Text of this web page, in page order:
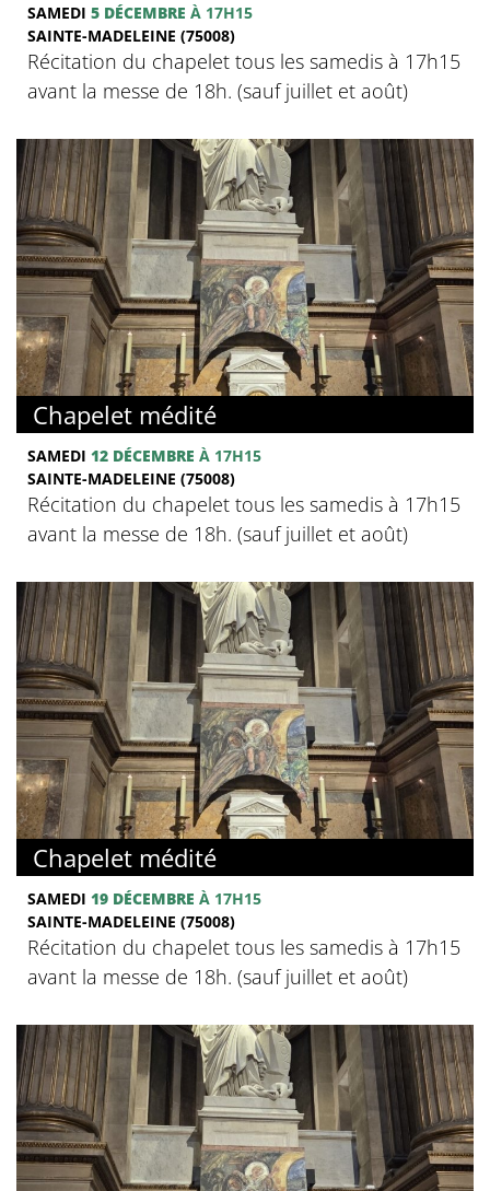
SAMEDI 5 DÉCEMBRE À 17H15
SAINTE-MADELEINE (75008)
Récitation du chapelet tous les samedis à 17h15
avant la messe de 18h. (sauf juillet et août)
Chapelet médité
SAMEDI 12 DÉCEMBRE À 17H15
SAINTE-MADELEINE (75008)
Récitation du chapelet tous les samedis à 17h15
avant la messe de 18h. (sauf juillet et août)
Chapelet médité
SAMEDI 19 DÉCEMBRE À 17H15
SAINTE-MADELEINE (75008)
Récitation du chapelet tous les samedis à 17h15
avant la messe de 18h. (sauf juillet et août)